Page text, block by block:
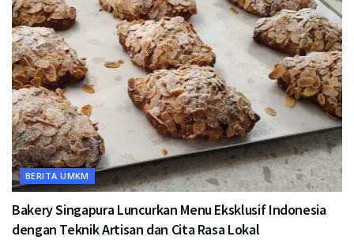
BERITA UMKM
Bakery Singapura Luncurkan Menu Eksklusif Indonesia
dengan Teknik Artisan dan Cita Rasa Lokal